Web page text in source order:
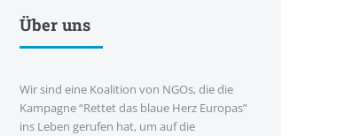
Über uns
Wir sind eine Koalition von NGOs, die die
Kampagne “Rettet das blaue Herz Europas”
ins Leben gerufen hat, um auf die